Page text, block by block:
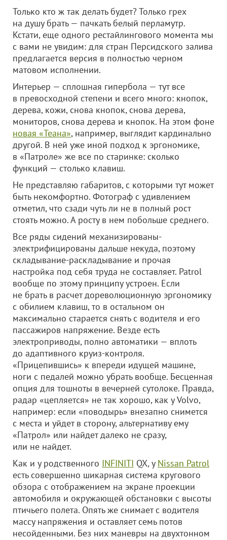
Только кто ж так делать будет? Только грех
на душу брать — пачкать белый перламутр.
Кстати, еще одного рестайлингового момента мы
с вами не увидим: для стран Персидского залива
предлагается версия в полностью черном
матовом исполнении.
Интерьер — сплошная гипербола — тут все
в превосходной степени и всего много: кнопок,
дерева, кожи, снова кнопок, снова дерева,
мониторов, снова дерева и кнопок. На этом фоне
новая «Теана», например, выглядит кардинально
другой. В ней уже иной подход к эргономике,
в «Патроле» же все по старинке: сколько
функций — столько клавиш.
Не представляю габаритов, с которыми тут может
быть некомфортно. Фотограф с удивлением
отметил, что сзади чуть ли не в полный рост
стоять можно. А росту в нем побольше среднего.
Все ряды сидений механизированы-
электрифицированы дальше некуда, поэтому
складывание-раскладывание и прочая
настройка под себя труда не составляет. Patrol
вообще по этому принципу устроен. Если
не брать в расчет дореволюционную эргономику
с обилием клавиш, то в остальном он
максимально старается снять с водителя и его
пассажиров напряжение. Везде есть
электроприводы, полно автоматики — вплоть
до адаптивного круиз-контроля.
«Прицепившись» к впереди идущей машине,
ноги с педалей можно убрать вообще. Бесценная
опция для тошноты в вечерней сутолоке. Правда,
радар «цепляется» не так хорошо, как у Volvo,
например: если «поводырь» внезапно снимется
с места и уйдет в сторону, альтернативу ему
«Патрол» или найдет далеко не сразу,
или не найдет.
Как и у родственного INFINITI QX, у Nissan Patrol
есть совершенно шикарная система кругового
обзора с отображением на экране проекции
автомобиля и окружающей обстановки с высоты
птичьего полета. Опять же снимает с водителя
массу напряжения и оставляет семь потов
несойденными. Без них маневры на двухтонном